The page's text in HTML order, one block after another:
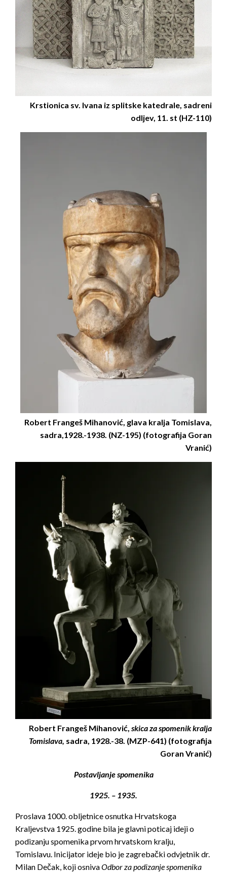
Krstionica sv. Ivana iz splitske katedrale, sadreni
odljev, 11. st (HZ-110)
Robert Frangeš Mihanović, glava kralja Tomislava,
sadra,1928.-1938. (NZ-195) (fotografija Goran
Vranić)
Robert Frangeš Mihanović, skica za spomenik kralja
Tomislava, sadra, 1928.-38. (MZP-641) (fotografija
Goran Vranić)
Postavljanje spomenika
1925. – 1935.
Proslava 1000. obljetnice osnutka Hrvatskoga
Kraljevstva 1925. godine bila je glavni poticaj ideji o
podizanju spomenika prvom hrvatskom kralju,
Tomislavu. Inicijator ideje bio je zagrebački odvjetnik dr.
Milan Dečak, koji osnivaOdbor za podizanje spomenika